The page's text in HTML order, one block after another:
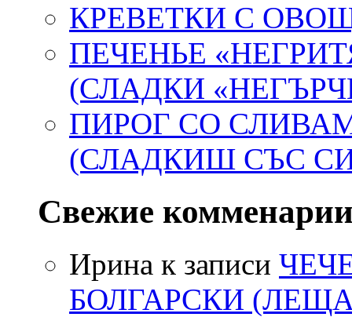
КРЕВЕТКИ С
ПЕЧЕНЬЕ
(СЛАДКИ
ПИРОГ СО
(СЛАДКИШ СЪС
Свежие
Ирина к записи
БОЛГАРСКИ